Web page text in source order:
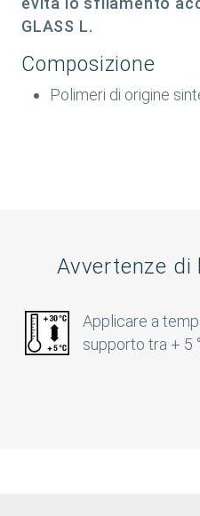
GLASS L.
Composizione
Polimeri di origine
Avvertenze di
Applicare a
supporto tra + 5